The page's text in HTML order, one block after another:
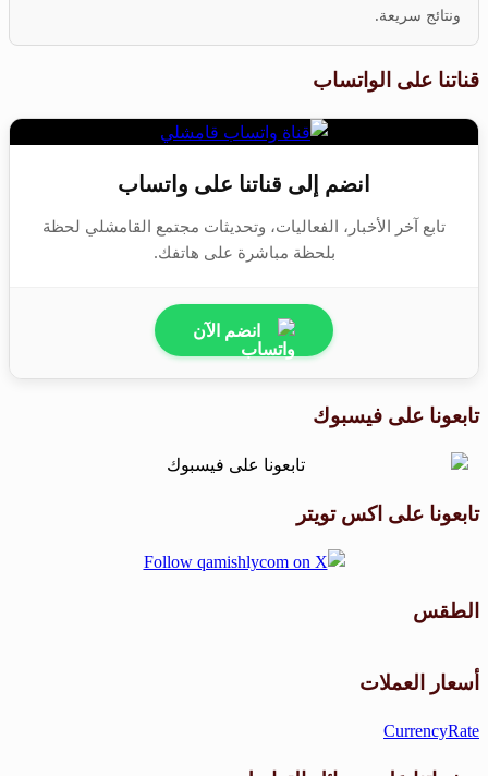
ونتائج سريعة.
قناتنا على الواتساب
انضم إلى قناتنا على واتساب
تابع آخر الأخبار، الفعاليات، وتحديثات مجتمع القامشلي لحظة
بلحظة مباشرة على هاتفك.
انضم الآن
تابعونا على فيسبوك
تابعونا على اكس تويتر
الطقس
أسعار العملات
CurrencyRate